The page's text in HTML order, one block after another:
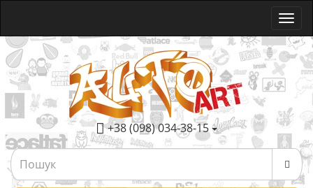
+38 (098) 034-38-15